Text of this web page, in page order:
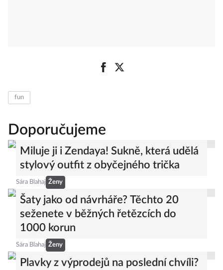
fun
Doporučujeme
Miluje ji i Zendaya! Sukně, která udělá
stylový outfit z obyčejného trička
Sára Blahaj Ženy
Šaty jako od návrháře? Těchto 20
seženete v běžných řetězcích do
1000 korun
Sára Blahaj Ženy
Plavky z výprodejů na poslední chvíli?